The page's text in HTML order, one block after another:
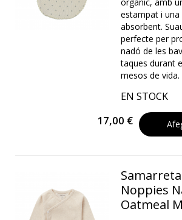
estampat i una
absorbent.
perfecte per
nadó de les
taques durant
mesos de vida.
EN STOCK
17,00 €
Noppies
Oatmeal